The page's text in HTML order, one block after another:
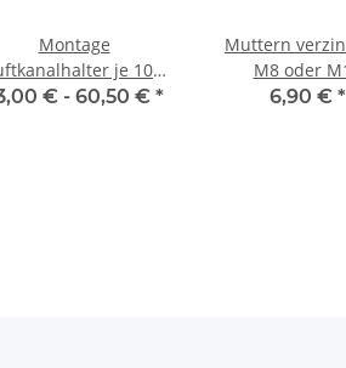
Montage
je 100
Z-Halter, L-Winkel
€ - 60,50 € *
Muttern
M8 oder
6,90 € *